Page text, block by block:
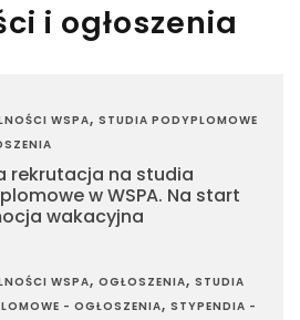
i ogłoszenia
WSPA, STUDIA PODYPLOMOWE
rekrutacja na studia
w WSPA. Na start
wakacyjna
WSPA, OGŁOSZENIA, STUDIA
- OGŁOSZENIA, STYPENDIA -